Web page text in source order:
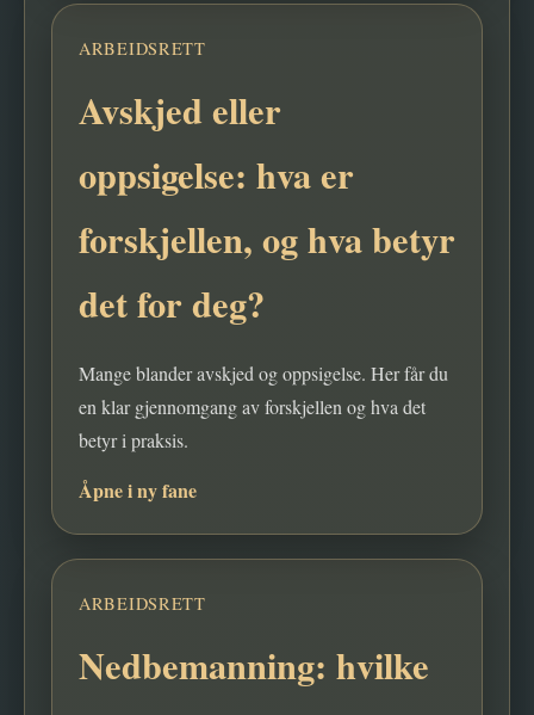
ARBEIDSRETT
Avskjed eller
oppsigelse: hva er
forskjellen, og hva betyr
det for deg?
Mange blander avskjed og oppsigelse. Her får du
en klar gjennomgang av forskjellen og hva det
betyr i praksis.
Åpne i ny fane
ARBEIDSRETT
Nedbemanning: hvilke